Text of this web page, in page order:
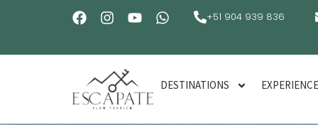
+51 904 939 836
DESTINATIONS